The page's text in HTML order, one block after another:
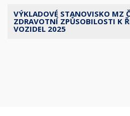
VÝKLADOVÉ STANOVISKO MZ
ZDRAVOTNÍ ZPŮSOBILOSTI K
VOZIDEL 2025